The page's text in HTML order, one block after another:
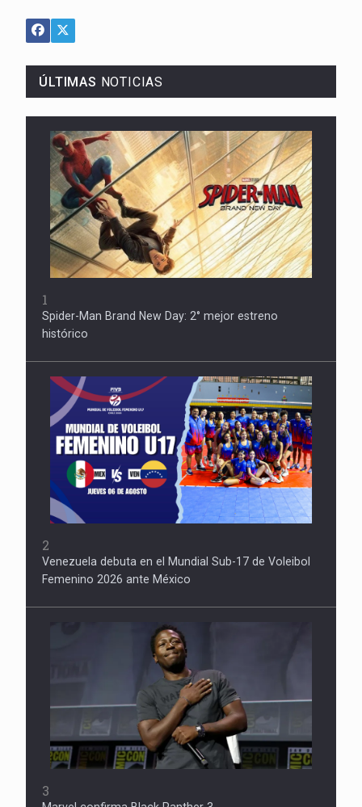
ÚLTIMAS NOTICIAS
1
Spider-Man Brand New Day: 2° mejor estreno
histórico
2
Venezuela debuta en el Mundial Sub-17 de Voleibol
Femenino 2026 ante México
3